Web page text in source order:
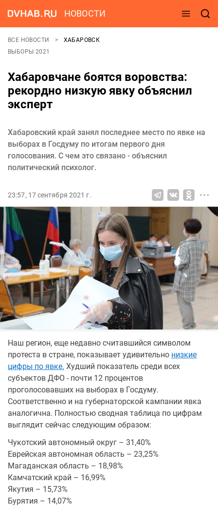
НОВОСТИ
ВСЕ НОВОСТИ
ХАБАРОВСК
ВЫБОРЫ 2021
Хабаровчане боятся воровства:
рекордно низкую явку объяснил
эксперт
Хабаровский край занял последнее место по явке на
выборах в Госдуму по итогам первого дня
голосования. С чем это связано - объяснил
политический психолог.
23:57, 17 сентября 2021 г.
Наш регион, еще недавно считавшийся символом
протеста в стране, показывает удивительно низкие
цифры по явке. Худший показатель среди всех
субъектов ДФО - почти 12 процентов
проголосовавших на выборах в Госдуму.
Соответственно и на губернаторской кампании явка
аналогична. Полностью сводная таблица по цифрам
выглядит сейчас следующим образом:
Чукотский автономный округ – 31,40%
Еврейская автономная область – 23,25%
Магаданская область – 18,98%
Камчатский край – 16,99%
Якутия – 15,73%
Бурятия – 14,07%